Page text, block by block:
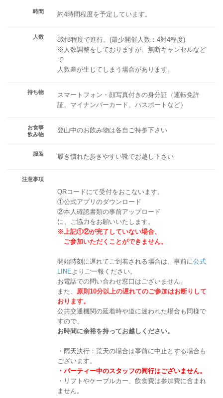
時間 約4時間程度を予定しています。
人数
8対8程度で進行。(最少開催人数：4対4程度)
※人数調整をしておりますが、無断キャンセルなど
で
人数差が生じてしまう場合があります。
持ち物
スマートフォン・顔写真付きの身分証（運転免許
証、マイナンバーカード、パスポートなど）
お食事
飲み物
登山中のお飲み物は各自ご持参下さい
服装 履き慣れた歩きやすい靴でお越し下さい
注意事項
QRコードにて受付をおこないます。
①公式アプリのダウンロード
②本人確認書類の事前アップロード
に、ご協力をお願いいたします。
※上記①②が完了していない場合、
ご参加いただくことができません。
開始時刻に遅れてご到着される場合は、事前に公式
LINE よりご一報ください。
お電話での問い合わせ窓口はございません。
また、 原則10分以上の遅れてのご参加はお断りして
おります。
公共交通機関の延着時や道に迷われた場合も同様で
すので、
お時間に余裕を持ってお越しください。
・雨天決行：荒天の場合は事前に中止とする場合も
ございます。
・パーティー中のスタッフの同行はございません。
・リフトやケーブルカー、飲食費は参加費に含まれ
ません。